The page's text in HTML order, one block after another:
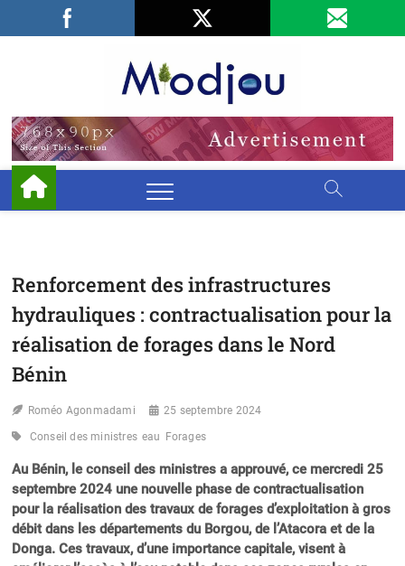
Facebook
LinkedIn
Renforcement des infrastructures
hydrauliques : contractualisation pour la
réalisation de forages dans le Nord
Bénin
Roméo Agonmadami 25 septembre 2024
Conseil des ministres eau Forages
Au Bénin, le conseil des ministres a approuvé, ce mercredi 25
septembre 2024 une nouvelle phase de contractualisation
pour la réalisation des travaux de forages d’exploitation à gros
débit dans les départements du Borgou, de l’Atacora et de la
Donga. Ces travaux, d’une importance capitale, visent à